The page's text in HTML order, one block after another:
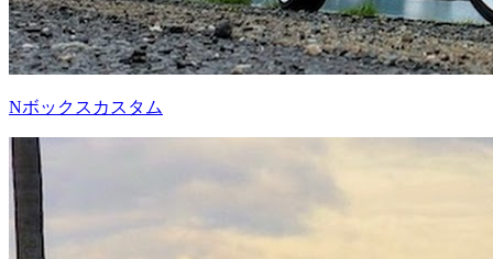
Nボックスカスタム